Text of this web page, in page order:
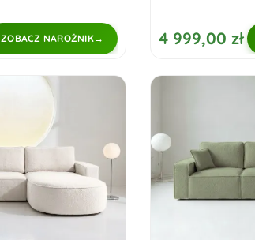
ZOBACZ NAROŻNIK 4 999,00 zł